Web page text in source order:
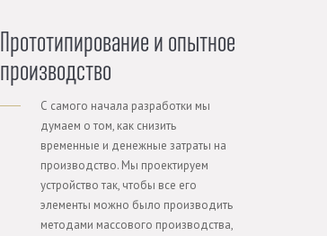
Прототипирование и опытное
производство
С самого начала разработки мы
думаем о том, как снизить
временные и денежные затраты на
производство. Мы проектируем
устройство так, чтобы все его
элементы можно было производить
методами массового производства,